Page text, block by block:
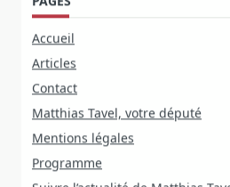
Accueil
Articles
Contact
Matthias Tavel, votre député
Mentions légales
Programme
Suivre l’actualité de Matthias Tavel